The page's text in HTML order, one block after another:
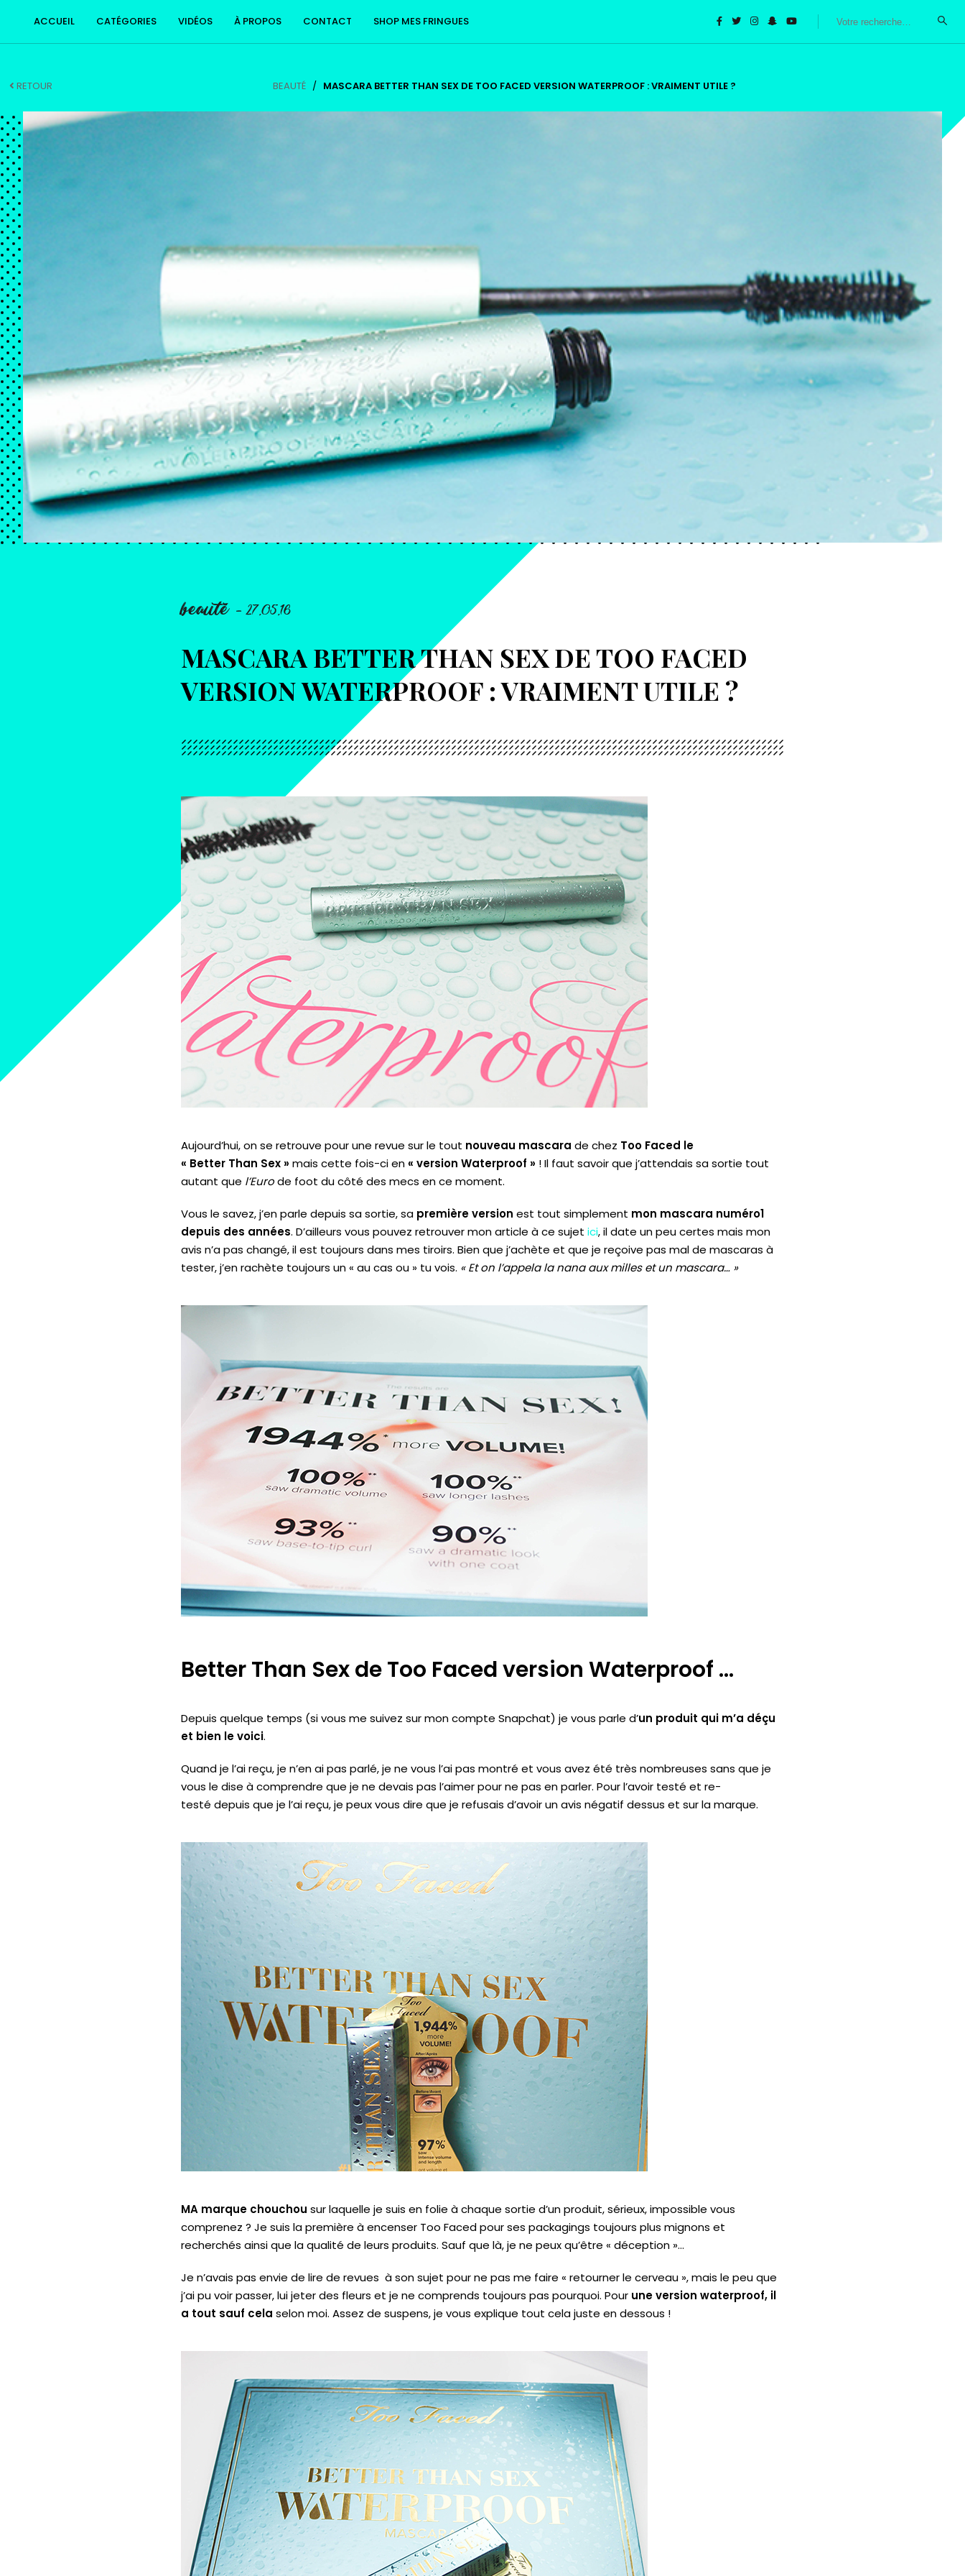
ACCUEIL CATÉGORIES VIDÉOS À PROPOS CONTACT SHOP MES FRINGUES
RETOUR BEAUTÉ/ MASCARA BETTER THAN SEX DE TOO FACED VERSION WATERPROOF : VRAIMENT UTILE ?
beauté - 27.05.16
MASCARA BETTER THAN SEX DE TOO FACED
VERSION WATERPROOF : VRAIMENT UTILE ?
Aujourd’hui, on se retrouve pour une revue sur le tout nouveau mascara de chez Too Faced le
« Better Than Sex » mais cette fois-ci en« version Waterproof » !Il faut savoir que j’attendais sa sortie tout
autant que l’Eurode foot du côté des mecs en ce moment.
Vous le savez, j’en parle depuis sa sortie, sa première version est tout simplement mon mascara numéro1
depuis des années. D’ailleurs vous pouvez retrouver mon article à ce sujet ici, il date un peu certes mais mon
avis n’a pas changé, il est toujours dans mes tiroirs. Bien que j’achète et que je reçoive pas mal de mascaras à
tester, j’en rachète toujours un « au cas ou » tu vois. « Et on l’appela la nana aux milles et un mascara… »
Better Than Sex de Too Faced version Waterproof …
Depuis quelque temps (si vous me suivez sur mon compte Snapchat) je vous parle d’un produit qui m’a déçu
et bien le voici.
Quand je l’ai reçu, je n’en ai pas parlé, je ne vous l’ai pas montré et vous avez été très nombreuses sans que je
vous le dise à comprendre que je ne devais pas l’aimer pour ne pas en parler. Pour l’avoir testé et re-
testé depuis que je l’ai reçu, je peux vous dire que je refusais d’avoir un avis négatif dessus et sur la marque.
MA marque chouchou sur laquelle je suis en folie à chaque sortie d’un produit, sérieux, impossible vous
comprenez ? Je suis la première à encenser Too Faced pour ses packagings toujours plus mignons et
recherchés ainsi que la qualité de leurs produits. Sauf que là, je ne peux qu’être « déception »…
Je n’avais pas envie de lire de revues à son sujet pour ne pas me faire « retourner le cerveau », mais le peu que
j’ai pu voir passer, lui jeter des fleurs et je ne comprends toujours pas pourquoi. Pour une version waterproof, il
a tout sauf cela selon moi. Assez de suspens, je vous explique tout cela juste en dessous !